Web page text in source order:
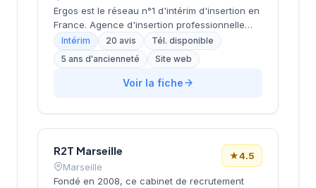
établi du recrutement en région PACA.
Ergos est le réseau n°1 d'intérim d'insertion en
France. Agence d'insertion professionnelle
spécialisée dans l'accompagnement des
personnes en difficultés (demandeurs
d'emploi longue durée, bénéficiaires RSA,
jeunes en difficulté, travailleurs handicapés).
Intérim 20 avis
Tél. disponible
5 ans d'ancienneté
Site web
Voir la fiche
R2T Marseille
Marseille
★4.5
Fondé en 2008, ce cabinet de recrutement